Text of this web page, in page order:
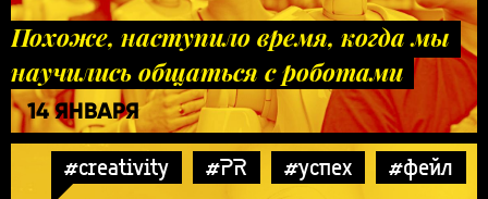
Похоже, наступило время, когда мы
научились общаться с роботами
14 ЯНВАРЯ
#creativity #PR #успех #фейл